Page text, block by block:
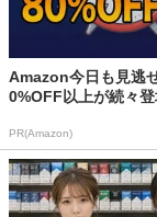
Amazon今日も見逃
0%OFF以上が続々
PR(Amazon)